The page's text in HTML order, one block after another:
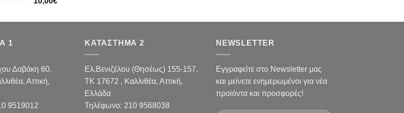
1
Δαβάκη 60,
Αττική,
9519012
ΚΑΤΑΣΤΗΜΑ 2
Ελ.Βενιζέλου (Θησέως) 155-157,
TK 17672 , Καλλιθέα, Αττική,
Ελλάδα
Τηλέφωνο: 210 9568038
NEWSLETTER
Εγγραφείτε στο Newsletter μας
και μείνετε ενημερωμένοι για νέα
προϊόντα και προσφορές!